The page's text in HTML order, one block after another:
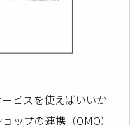
ービスを使えばいいか
ップの連携（OMO）